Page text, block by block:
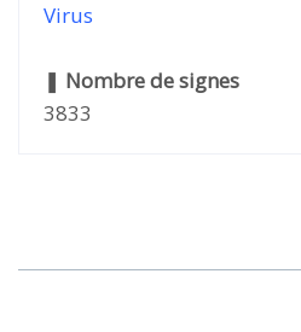
Virus
❚ Nombre de signes
3833